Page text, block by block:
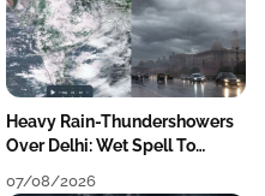
Heavy Rain-Thundershowers
Over Delhi: Wet Spell To
07/08/2026